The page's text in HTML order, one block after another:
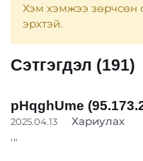
Хэм хэмжээ зөрчсөн
эрхтэй.
Сэтгэгдэл (191)
pHqghUme
2025.04.13
Хариулах
'"